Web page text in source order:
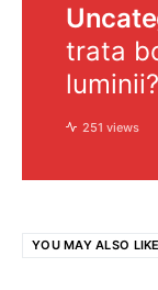
trata
luminii?
251 views
YOU MAY ALSO LIKE